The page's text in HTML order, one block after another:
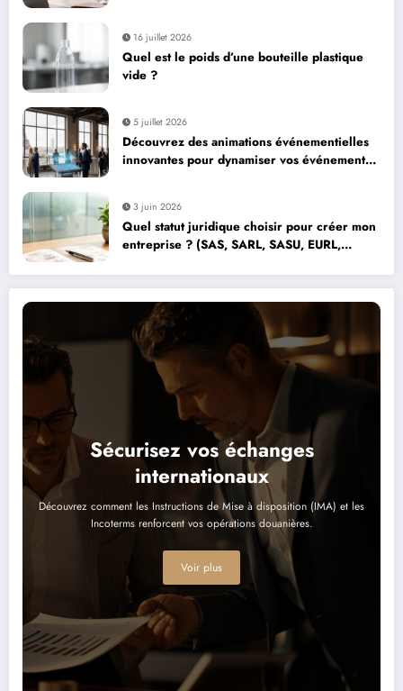
16 juillet 2026
Quel est le poids d’une bouteille plastique
vide ?
5 juillet 2026
Découvrez des animations événementielles
innovantes pour dynamiser vos événements
3 juin 2026
Quel statut juridique choisir pour créer mon
entreprise ? (SAS, SARL, SASU, EURL,
Sécurisez vos échanges
internationaux
Découvrez comment les Instructions de Mise à disposition (IMA) et les
Incoterms renforcent vos opérations douanières.
Voir plus